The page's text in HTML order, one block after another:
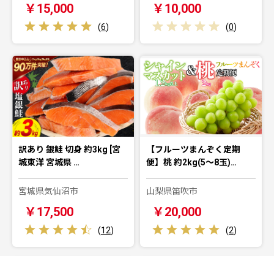
￥15,000
(6)
￥10,000
(0)
訳あり 銀鮭 切身 約3kg [宮
城東洋 宮城県 …
宮城県気仙沼市
￥17,500
(12)
【フルーツまんぞく定期
便】桃 約2kg(5～8玉)…
山梨県笛吹市
￥20,000
(2)